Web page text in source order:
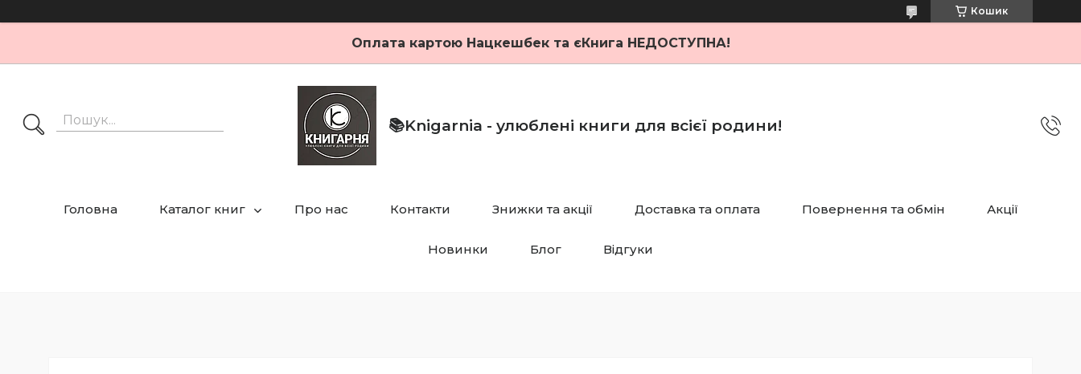
Кошик
Оплата картою Нацкешбек та єКнига НЕДОСТУПНА!
📚Knigarnia - улюблені книги для всієї родини!
Головна Каталог книг Про нас Контакти Знижки та акції Доставка та оплата Повернення та обмін Акції
Новинки Блог Відгуки